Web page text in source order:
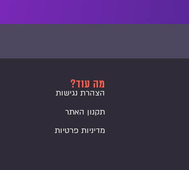
מה עוד?
הצהרת נגישות
תקנון האתר
מדיניות פרטיות